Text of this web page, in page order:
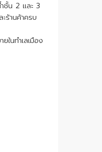
ชั้น 2 และ 3
ร้านค้าครบ
ในทำเลเมือง